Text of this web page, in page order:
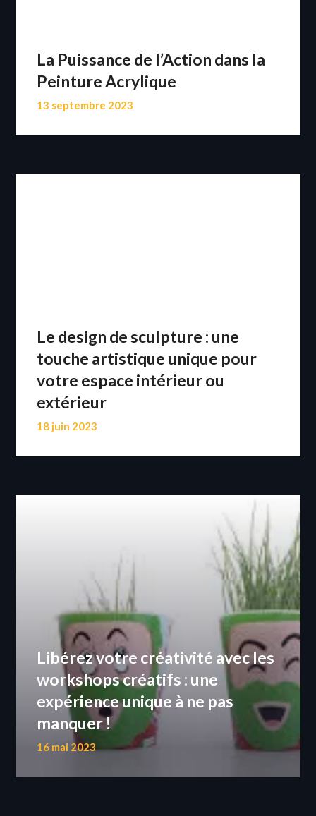
La Puissance de l’Action dans la
Peinture Acrylique
13 septembre 2023
Le design de sculpture : une
touche artistique unique pour
votre espace intérieur ou
extérieur
18 juin 2023
Libérez votre créativité avec les
workshops créatifs : une
expérience unique à ne pas
manquer !
16 mai 2023